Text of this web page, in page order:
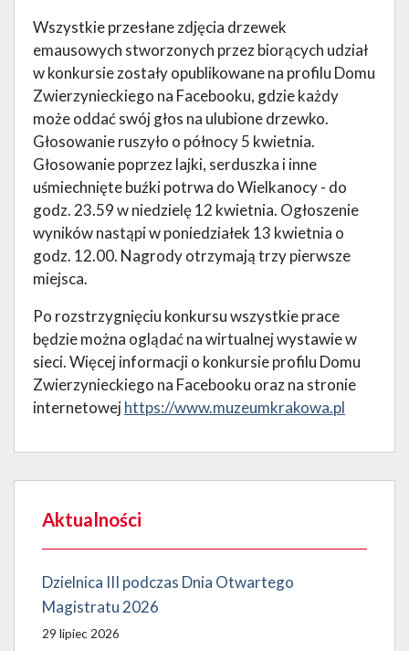
Wszystkie przesłane zdjęcia drzewek
emausowych stworzonych przez biorących udział
w konkursie zostały opublikowane na profilu Domu
Zwierzynieckiego na Facebooku, gdzie każdy
może oddać swój głos na ulubione drzewko.
Głosowanie ruszyło o północy 5 kwietnia.
Głosowanie poprzez lajki, serduszka i inne
uśmiechnięte buźki potrwa do Wielkanocy - do
godz. 23.59 w niedzielę 12 kwietnia. Ogłoszenie
wyników nastąpi w poniedziałek 13 kwietnia o
godz. 12.00. Nagrody otrzymają trzy pierwsze
miejsca.
Po rozstrzygnięciu konkursu wszystkie prace
będzie można oglądać na wirtualnej wystawie w
sieci. Więcej informacji o konkursie profilu Domu
Zwierzynieckiego na Facebooku oraz na stronie
internetowejhttps://www.muzeumkrakowa.pl
Aktualności
Dzielnica III podczas Dnia Otwartego
Magistratu 2026
29 lipiec 2026